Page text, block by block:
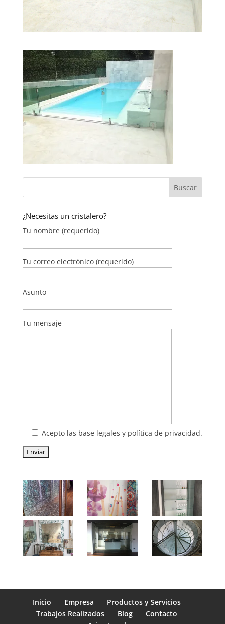
¿Necesitas un cristalero?
Tu nombre (requerido)
Tu correo electrónico (requerido)
Asunto
Tu mensaje
Acepto las base legales y política de privacidad.
Inicio Empresa
Productos y Servicios
Trabajos Realizados
Blog
Contacto